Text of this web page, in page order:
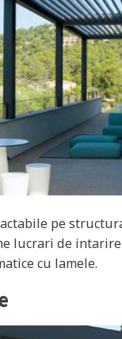
pe
lucrari de
cu lamele.